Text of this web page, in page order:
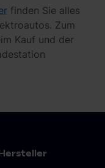
finden Sie alles
Zum
Kauf und der